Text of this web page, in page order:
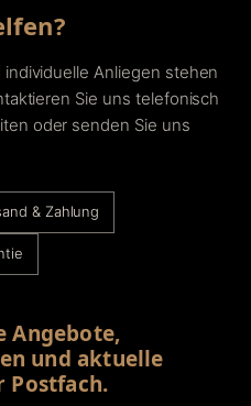
Anliegen stehen
Sie uns telefonisch
oder senden Sie uns
& Zahlung
Angebote,
und aktuelle